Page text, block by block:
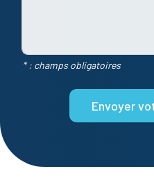
* : champs obligatoires
Envoyer